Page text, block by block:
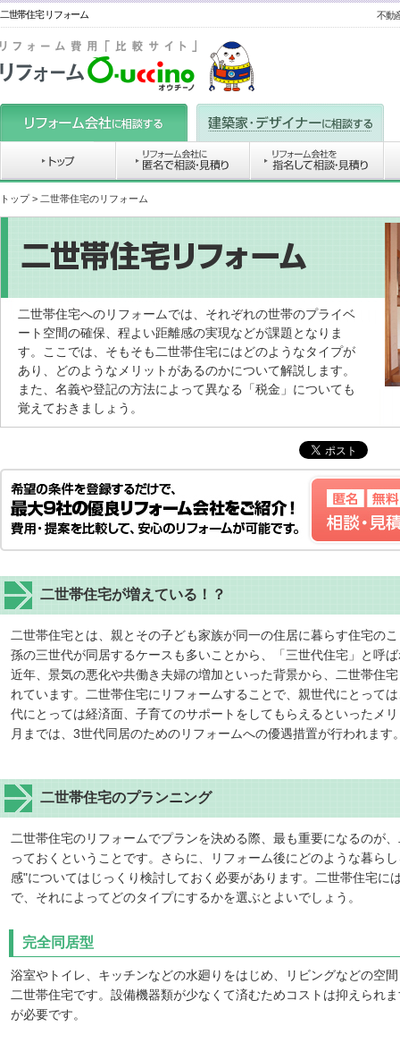
二世帯住宅 リフォーム 不動
トップ> 二世帯住宅のリフォーム
二世帯住宅へのリフォームでは、それぞれの世帯のプライベ
ート空間の確保、程よい距離感の実現などが課題となりま
す。ここでは、そもそも二世帯住宅にはどのようなタイプが
あり、どのようなメリットがあるのかについて解説します。
また、名義や登記の方法によって異なる「税金」についても
覚えておきましょう。
二世帯住宅が増えている！？
二世帯住宅とは、親とその子ども家族が同一の住居に暮らす住宅の
孫の三世代が同居するケースも多いことから、「三世代住宅」と呼
近年、景気の悪化や共働き夫婦の増加といった背景から、二世帯住
れています。二世帯住宅にリフォームすることで、親世代にとって
代にとっては経済面、子育てのサポートをしてもらえるといったメ
月までは、3世代同居のためのリフォームへの優遇措置が行われます
二世帯住宅のプランニング
二世帯住宅のリフォームでプランを決める際、最も重要になるのが
っておくということです。さらに、リフォーム後にどのような暮ら
感"についてはじっくり検討しておく必要があります。二世帯住宅に
で、それによってどのタイプにするかを選ぶとよいでしょう。
完全同居型
浴室やトイレ、キッチンなどの水廻りをはじめ、リビングなどの空
二世帯住宅です。設備機器類が少なくて済むためコストは抑えられ
が必要です。